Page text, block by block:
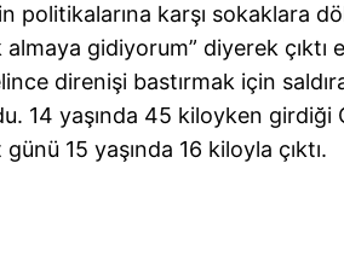
politikalarına karşı sokaklara
gidiyorum” diyerek çıktı
direnişi bastırmak için
14 yaşında 45 kiloyken girdiği
15 yaşında 16 kiloyla çıktı.